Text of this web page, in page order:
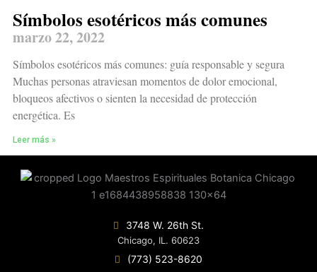
Símbolos esotéricos más comunes
marzo 22, 2022
Símbolos esotéricos más comunes: guía responsable y segura
Muchas personas atraviesan momentos de dolor emocional,
bloqueos afectivos o sienten la necesidad de protección
energética. Es
Leer más »
3748 W. 26th St.
Chicago, IL. 60623
(773) 523-8620